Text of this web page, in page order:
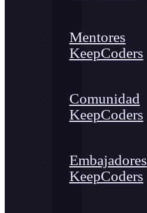
Mentores
KeepCoders
Comunidad
KeepCoders
Embajadores
KeepCoders